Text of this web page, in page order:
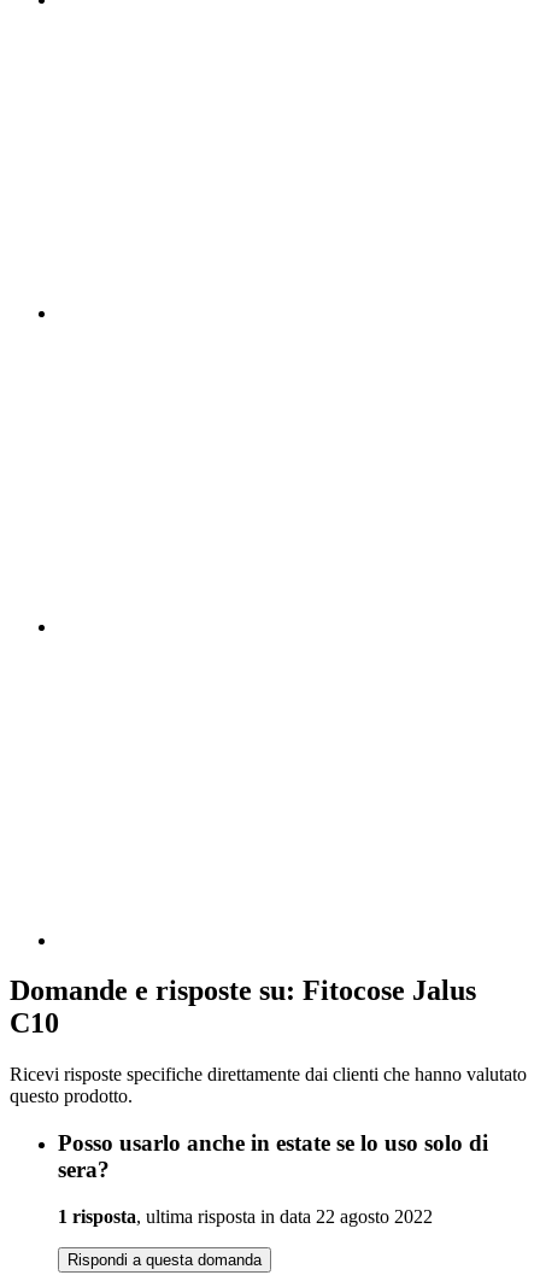
Domande e risposte su: Fitocose Jalus
C10
Ricevi risposte specifiche direttamente dai clienti che hanno valutato
questo prodotto.
Posso usarlo anche in estate se lo uso solo di
sera?
1 risposta, ultima risposta in data 22 agosto 2022
Rispondi a questa domanda